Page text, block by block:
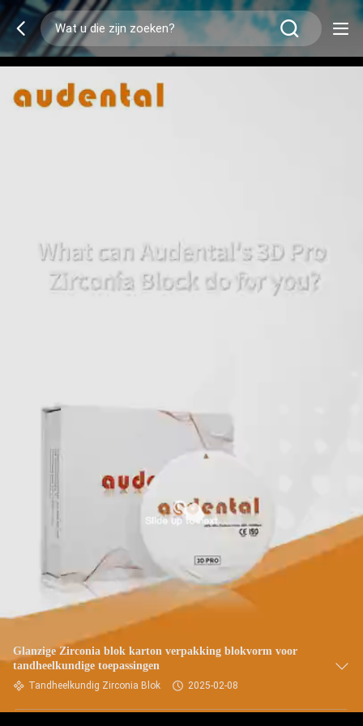
Glanzige Zirconia blok karton verpakking blokvorm voor
tandheelkundige toepassingen
Tandheelkundig Zirconia Blok 2025-02-08